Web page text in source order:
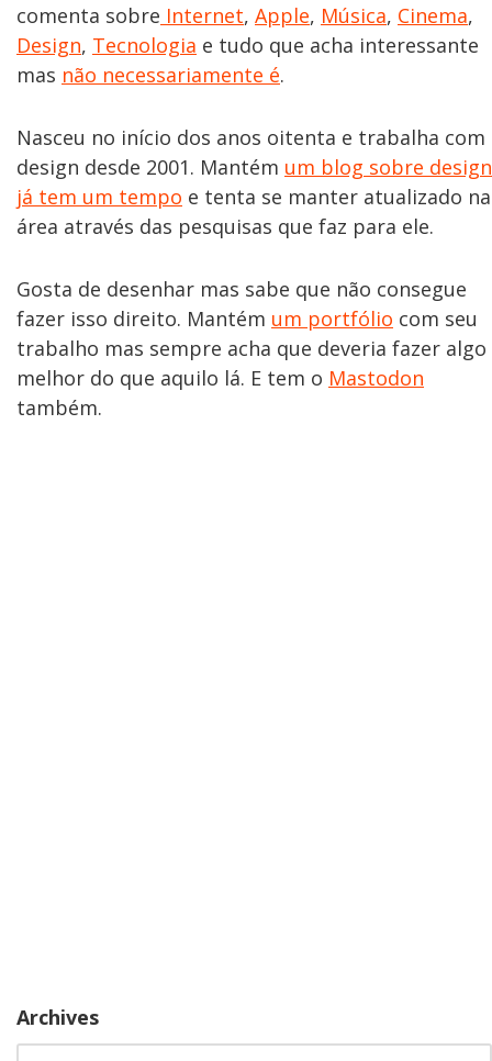
comenta sobre Internet, Apple, Música, Cinema,
Design, Tecnologia e tudo que acha interessante
mas não necessariamente é.
Nasceu no início dos anos oitenta e trabalha com
design desde 2001. Mantém um blog sobre design
já tem um tempo e tenta se manter atualizado na
área através das pesquisas que faz para ele.
Gosta de desenhar mas sabe que não consegue
fazer isso direito. Mantém um portfólio com seu
trabalho mas sempre acha que deveria fazer algo
melhor do que aquilo lá. E tem o Mastodon
também.
Archives